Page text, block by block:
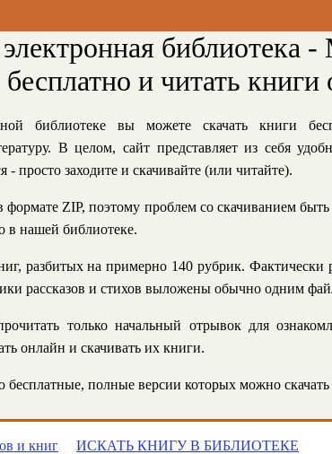
библиотека
бесплатно и читать книги
библиотеке вы можете скачать книги
В целом, сайт представляет из себя
просто заходите и скачивайте (или читайте).
ZIP, поэтому проблем со скачиванием
в нашей библиотеке.
разбитых на примерно 140 рубрик. Фактически
рассказов и стихов выложены обычно одним
только начальный отрывок для
онлайн и скачивать их книги.
полные версии которых можно скачать
и книг ИСКАТЬ КНИГУ В БИБЛИОТЕКЕ